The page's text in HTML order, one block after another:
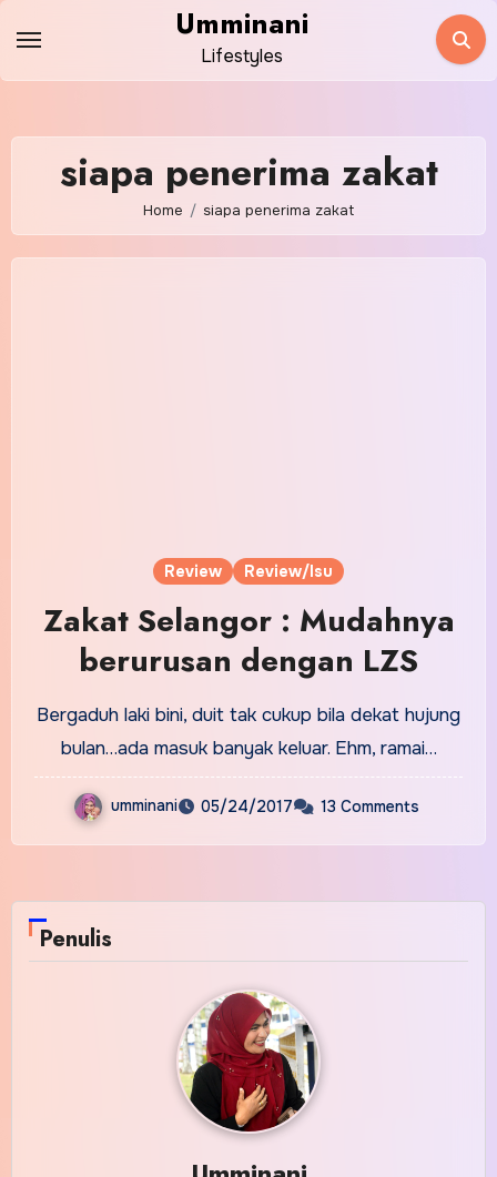
content
Umminani
Lifestyles
siapa penerima zakat
Home siapa penerima zakat
Review Review/Isu
Zakat Selangor : Mudahnya
berurusan dengan LZS
Bergaduh laki bini, duit tak cukup bila dekat hujung
bulan…ada masuk banyak keluar. Ehm, ramai…
umminani 05/24/2017 13 Comments
Penulis